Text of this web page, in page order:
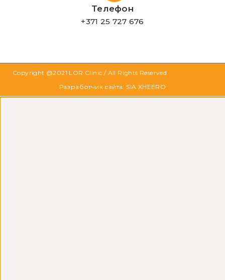
Телефон
+371 25 727 676
Copyright @2021 LOR Clinic / All Rights Reserved
Разработчик сайта: SIA XHEERO